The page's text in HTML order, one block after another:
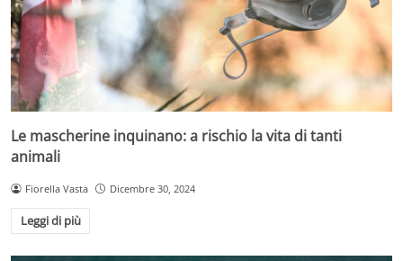
Le mascherine inquinano: a rischio la vita di tanti
animali
Fiorella Vasta Dicembre 30, 2024
Leggi di più